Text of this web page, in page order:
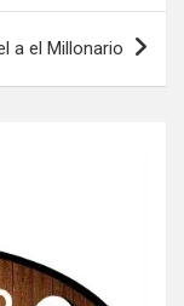
a el Millonario